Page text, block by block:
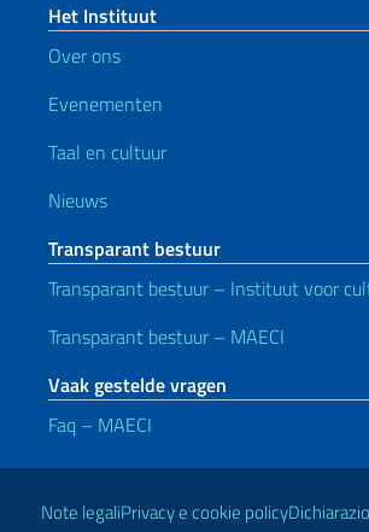
Het Instituut
Over ons
Evenementen
Taal en cultuur
Nieuws
Transparant bestuur
Transparant bestuur – Instituut voor
Transparant bestuur – MAECI
Vaak gestelde vragen
Faq – MAECI
Handige koppelingen
Note legaliPrivacy e cookie policy